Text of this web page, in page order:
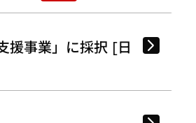
援事業」に採択 [日